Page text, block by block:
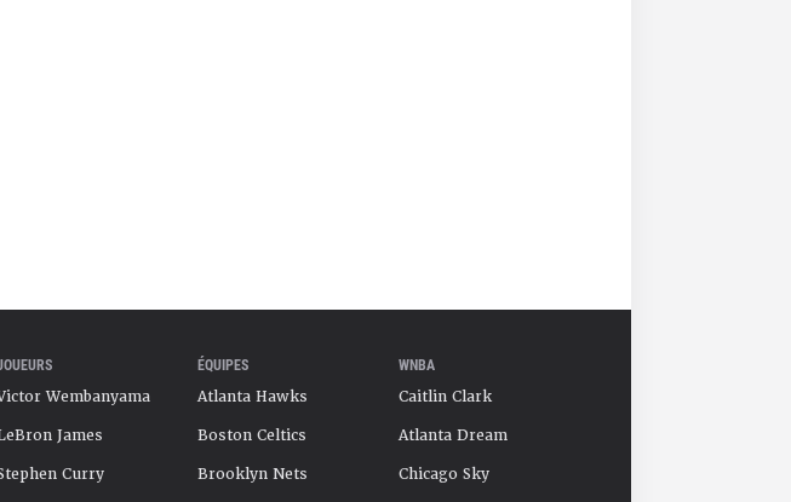
Wembanyama
James
Curry
ÉQUIPES
Atlanta Hawks
Boston Celtics
Brooklyn Nets
WNBA
Caitlin Clark
Atlanta Dream
Chicago Sky